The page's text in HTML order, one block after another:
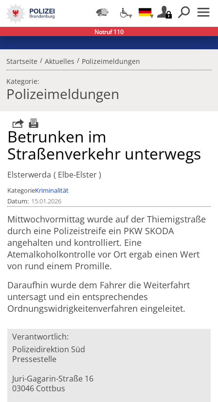
Startseite / Aktuelles / Polizeimeldungen
Kategorie:
Polizeimeldungen
Betrunken im
Straßenverkehr unterwegs
Elsterwerda Elbe-Elster
KategorieKriminalität
Datum 15.01.2026
Mittwochvormittag wurde auf der Thiemigstraße
durch eine Polizeistreife ein PKW SKODA
angehalten und kontrolliert. Eine
Atemalkoholkontrolle vor Ort ergab einen Wert
von rund einem Promille.
Daraufhin wurde dem Fahrer die Weiterfahrt
untersagt und ein entsprechendes
Ordnungswidrigkeitenverfahren eingeleitet.
Verantwortlich:
Polizeidirektion Süd
Pressestelle
Juri-Gagarin-Straße 16
03046 Cottbus
Notruf 110